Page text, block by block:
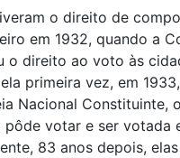
o direito de
em 1932, quando a
o direito ao voto às
primeira vez, em
Nacional Constituinte,
pôde votar e ser votada
83 anos depois,